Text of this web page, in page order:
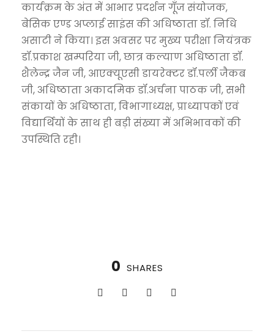
कार्यक्रम के अंत में आभार प्रदर्शन गूँज संयोजक,
बेसिक एण्ड अप्लाई साइंस की अधिष्ठाता डॉ. निधि
असाटी ने किया। इस अवसर पर मुख्य परीक्षा नियंत्रक
डॉ.प्रकाश खम्परिया जी, छात्र कल्याण अधिष्ठाता डॉ.
शैलेन्द्र जैन जी, आएक्यूएसी डायरेक्टर डॉ.पर्ली जैकब
जी, अधिष्ठाता अकादमिक डॉ.अर्चना पाठक जी, सभी
संकायों के अधिष्ठाता, विभागाध्यक्ष, प्राध्यापकों एवं
विद्यार्थियों के साथ ही बड़ी संख्या में अभिभावकों की
उपस्थिति रही।
0 SHARES